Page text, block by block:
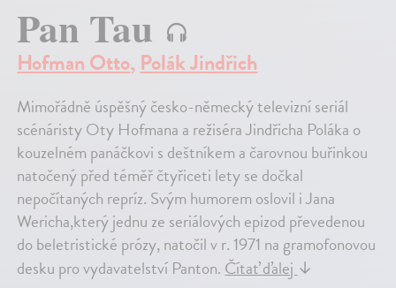
Pan Tau
Hofman Otto, Polák Jindřich
Mimořádně úspěšný česko-německý televizní seriál
scénáristy Oty Hofmana a režiséra Jindřicha Poláka o
kouzelném panáčkovi s deštníkem a čarovnou buřinkou
natočený před téměř čtyřiceti lety se dočkal
nepočítaných repríz. Svým humorem oslovil i Jana
Wericha,který jednu ze seriálových epizod převedenou
do beletristické prózy, natočil v r. 1971 na gramofonovou
desku pro vydavatelství Panton.Čítať ďalej↓